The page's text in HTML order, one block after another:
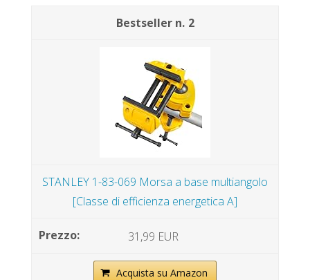
2
STANLEY 1-83-069 Morsa a base multiangolo
[Classe di efficienza energetica A]
31,99 EUR
Acquista su Amazon